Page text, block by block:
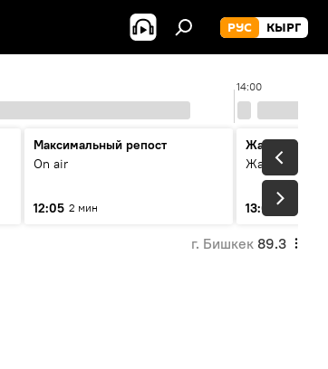
РУС КЫРГ
14:00
Максимальный репост
On air
12:05 2 мин
Жаңылыктар
13:01 3 мин
г. Бишкек 89.3